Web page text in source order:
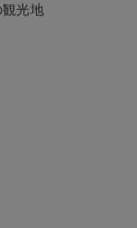
光地